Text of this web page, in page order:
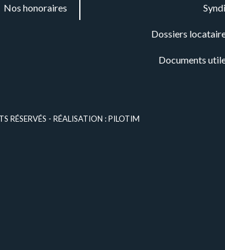
Nos honoraires
Dossiers
Documents
RÉSERVÉS - RÉALISATION :PILOTIM